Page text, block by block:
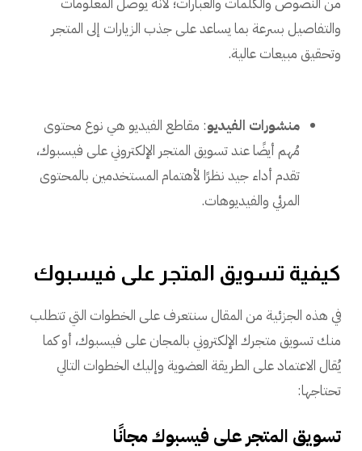
والتفاصيل بسرعة بما يساعد على جذب الزيارات إلى المتجر
وتحقيق مبيعات عالية.
منشورات الفيديو: مقاطع الفيديو هي نوع محتوى
مُهم أيضًا عند تسويق المتجر الإلكتروني على فيسبوك،
تقدم أداء جيد نظرًا لأهتمام المستخدمين بالمحتوى
المرئي والفيديوهات.
كيفية تسويق المتجر على فيسبوك
في هذه الجزئية من المقال سنتعرف على الخطوات التي تتطلب
منك تسويق متجرك الإلكتروني بالمجان على فيسبوك، أو كما
يُقال الاعتماد على الطريقة العضوية وإليك الخطوات التالي
تحتاجها:
تسويق المتجر على فيسبوك مجانًا